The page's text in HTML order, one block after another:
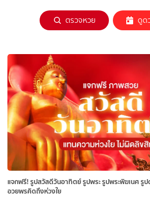
ตรวจหวย ดูด
แจกฟรี! รูปสวัสดีวันอาทิตย์ รูปพระ รูปพระพิฆเนศ รู
อวยพรคิดถึงห่วงใย